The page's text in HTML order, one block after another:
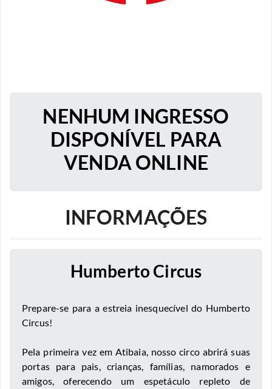
NENHUM INGRESSO
DISPONÍVEL PARA
VENDA ONLINE
INFORMAÇÕES
Humberto Circus
Prepare-se para a estreia inesquecível do Humberto
Circus!
Pela primeira vez em Atibaia, nosso circo abrirá suas
portas para pais, crianças, famílias, namorados e
amigos, oferecendo um espetáculo repleto de